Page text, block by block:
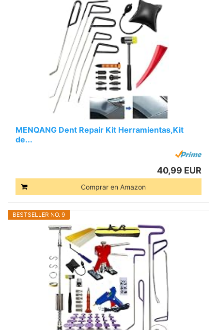
MENQANG Dent Repair Kit Herramientas,Kit
de...
40,99 EUR
Comprar en Amazon
BESTSELLER NO. 9